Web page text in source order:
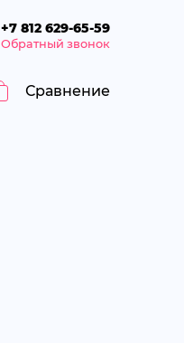
+7 812 629-65-59
Обратный звонок
Сравнение